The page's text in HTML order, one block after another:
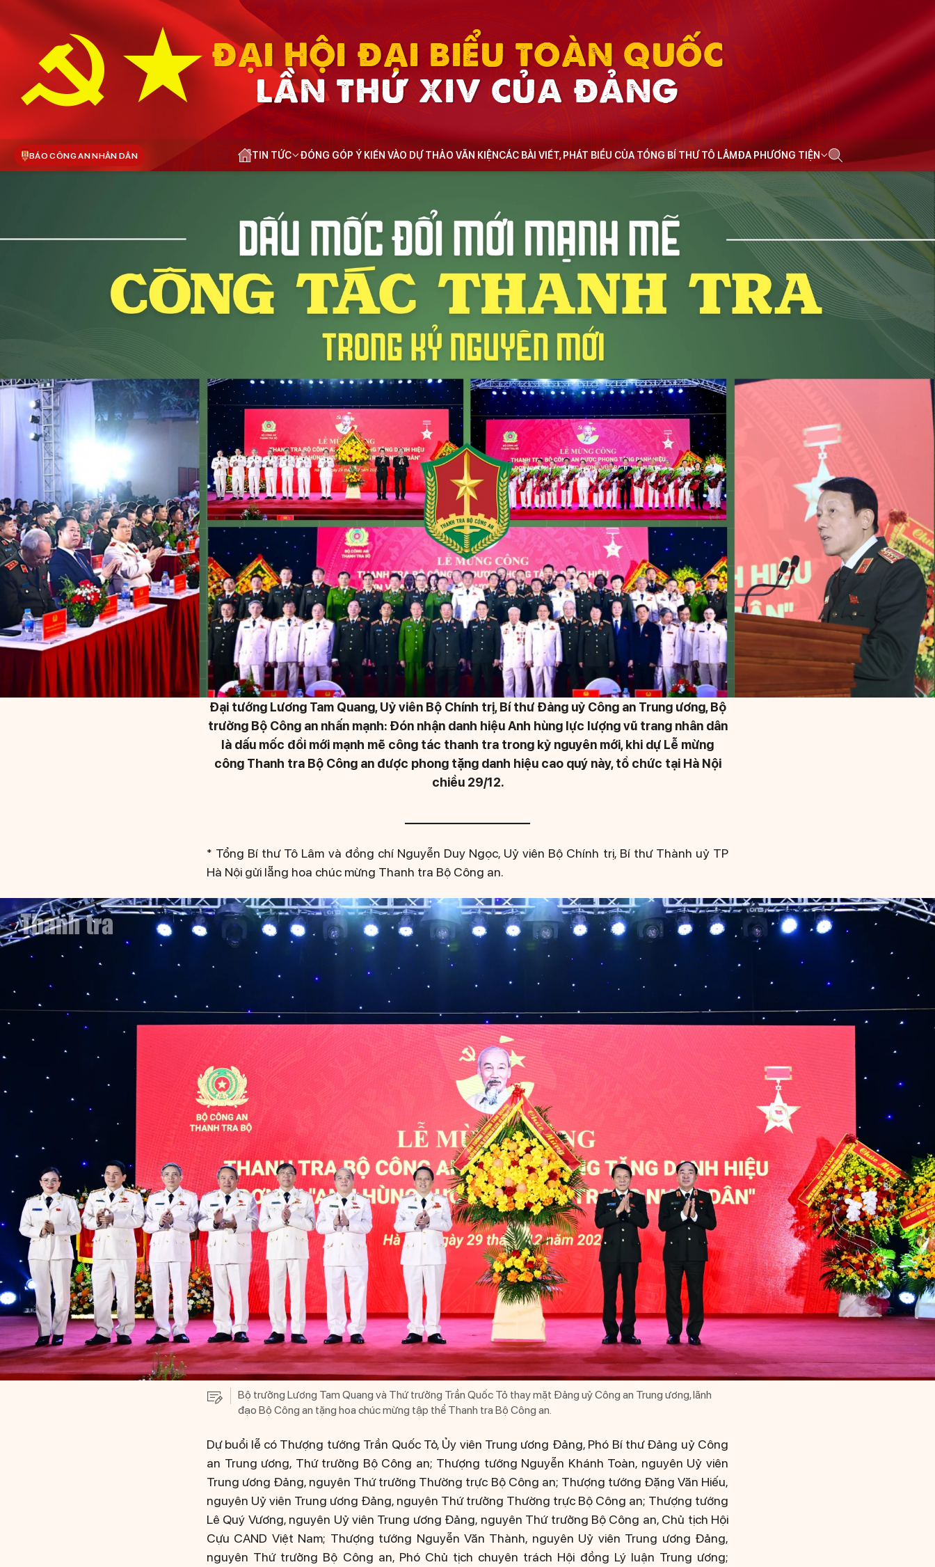
ĐẠI HỘI ĐẠI BIỂU TOÀN QUỐC
LẦN THỨ XIV CỦA ĐẢNG
BÁO CÔNG AN NHÂN DÂN TIN TỨC ĐÓNG GÓP Ý KIẾN VÀO DỰ THẢO VĂN KIỆNCÁC BÀI VIẾT, PHÁT BIỂU CỦA TỔNG BÍ THƯ TÔ LÂMĐA PHƯƠNG TIỆN
Đại tướng Lương Tam Quang, Uỷ viên Bộ Chính trị, Bí thư Đảng uỷ Công an Trung ương, Bộ
trưởng Bộ Công an nhấn mạnh: Đón nhận danh hiệu Anh hùng lực lượng vũ trang nhân dân
là dấu mốc đổi mới mạnh mẽ công tác thanh tra trong kỷ nguyên mới, khi dự Lễ mừng
công Thanh tra Bộ Công an được phong tặng danh hiệu cao quý này, tổ chức tại Hà Nội
chiều 29/12.
* Tổng Bí thư Tô Lâm và đồng chí Nguyễn Duy Ngọc, Uỷ viên Bộ Chính trị, Bí thư Thành uỷ TP
Hà Nội gửi lẵng hoa chúc mừng Thanh tra Bộ Công an.
Bộ trưởng Lương Tam Quang và Thứ trưởng Trần Quốc Tỏ thay mặt Đảng uỷ Công an Trung ương, lãnh
đạo Bộ Công an tặng hoa chúc mừng tập thể Thanh tra Bộ Công an.
Dự buổi lễ có Thượng tướng Trần Quốc Tỏ, Ủy viên Trung ương Đảng, Phó Bí thư Đảng uỷ Công
an Trung ương, Thứ trưởng Bộ Công an; Thượng tướng Nguyễn Khánh Toàn, nguyên Uỷ viên
Trung ương Đảng, nguyên Thứ trưởng Thường trực Bộ Công an; Thượng tướng Đặng Văn Hiếu,
nguyên Uỷ viên Trung ương Đảng, nguyên Thứ trưởng Thường trực Bộ Công an; Thượng tướng
Lê Quý Vương, nguyên Uỷ viên Trung ương Đảng, nguyên Thứ trưởng Bộ Công an, Chủ tịch Hội
Cựu CAND Việt Nam; Thượng tướng Nguyễn Văn Thành, nguyên Uỷ viên Trung ương Đảng,
nguyên Thứ trưởng Bộ Công an, Phó Chủ tịch chuyên trách Hội đồng Lý luận Trung ương;